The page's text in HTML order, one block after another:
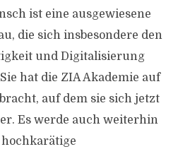
ist eine ausgewiesene
die sich insbesondere den
und Digitalisierung
hat die ZIA Akademie auf
auf dem sie sich jetzt
Es werde auch weiterhin